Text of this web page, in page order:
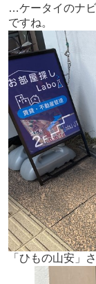
…ケータイのナ
ですね。
「ひもの山安」